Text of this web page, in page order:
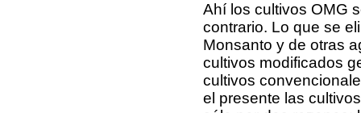
Ahí los cultivos OMG
contrario. Lo que se
Monsanto y de otras
cultivos modificados
cultivos
el presente las